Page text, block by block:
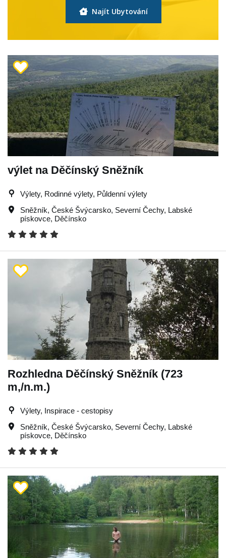
Najít Ubytování
výlet na Děčínský Sněžník
Výlety, Rodinné výlety, Půldenní výlety
Sněžník, České Švýcarsko, Severní Čechy, Labské
pískovce, Děčínsko
Rozhledna Děčínský Sněžník (723
m,/n.m.)
Výlety, Inspirace - cestopisy
Sněžník, České Švýcarsko, Severní Čechy, Labské
pískovce, Děčínsko